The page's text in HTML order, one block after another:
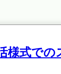
様式での